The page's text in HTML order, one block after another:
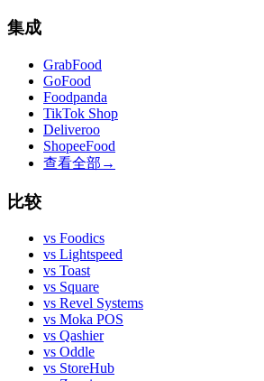
集成
GrabFood
GoFood
Foodpanda
TikTok Shop
Deliveroo
ShopeeFood
查看全部 →
比较
vs Foodics
vs Lightspeed
vs Toast
vs Square
vs Revel Systems
vs Moka POS
vs Qashier
vs Oddle
vs StoreHub